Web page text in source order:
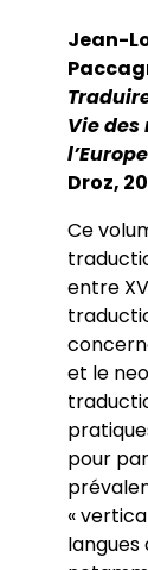
Jean-
Vie
Droz,
Ce
entre
et le
pour
«
langues